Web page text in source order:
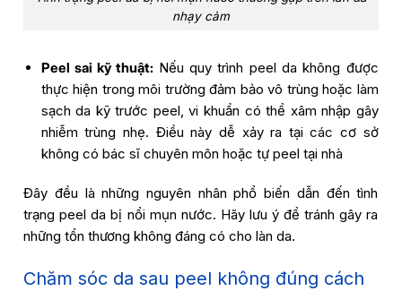
nhạy cảm
Peel sai kỹ thuật: Nếu quy trình peel da không được
thực hiện trong môi trường đảm bảo vô trùng hoặc làm
sạch da kỹ trước peel, vi khuẩn có thể xâm nhập gây
nhiễm trùng nhẹ. Điều này dễ xảy ra tại các cơ sở
không có bác sĩ chuyên môn hoặc tự peel tại nhà
Đây đều là những nguyên nhân phổ biến dẫn đến tình
trạng peel da bị nổi mụn nước. Hãy lưu ý để tránh gây ra
những tổn thương không đáng có cho làn da.
Chăm sóc da sau peel không đúng cách